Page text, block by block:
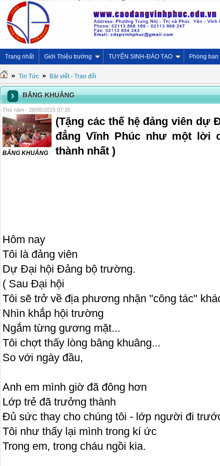
Trang nhất Giới Thiệu trường TUYỂN SINH-ĐÀO TẠO Phòng ban
» Tin Tức » Bài viết - Trao đổi
BÂNG KHUÂNG
Thứ năm - 28/05/2015 07:35
BÂNG KHUÂNG
(Tặng các thế hệ đảng viên dự
đẳng Vĩnh Phúc như một lời
thành nhất )
Hôm nay
Tôi là đảng viên
Dự Đại hội Đảng bộ trường.
( Sau Đại hội
Tôi sẽ trở về địa phương nhận "công tác"
Nhìn khắp hội trường
Ngắm từng gương mặt...
Tôi chợt thấy lòng bâng khuâng...
So với ngày đầu,
Anh em mình giờ đã đông hơn
Lớp trẻ đã trưởng thành
Đủ sức thay cho chúng tôi - lớp người đi
Tôi như thấy lại mình trong kí ức
Trong em, trong cháu ngồi kia.